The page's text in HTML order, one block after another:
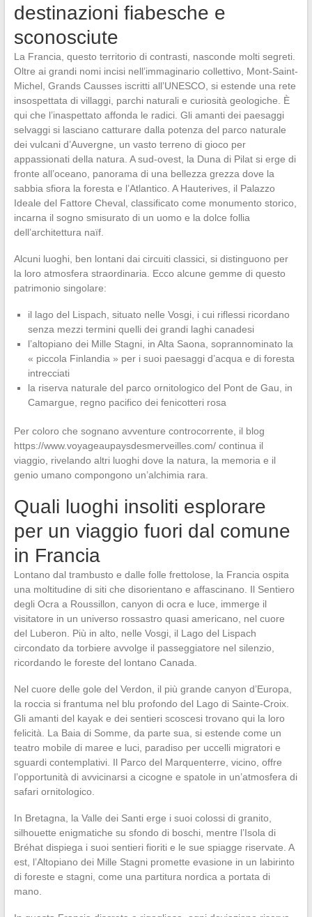
destinazioni fiabesche e
sconosciute
La Francia, questo territorio di contrasti, nasconde molti segreti.
Oltre ai grandi nomi incisi nell’immaginario collettivo, Mont-Saint-
Michel, Grands Causses iscritti all’UNESCO, si estende una rete
insospettata di villaggi, parchi naturali e curiosità geologiche. È
qui che l’inaspettato affonda le radici. Gli amanti dei paesaggi
selvaggi si lasciano catturare dalla potenza del parco naturale
dei vulcani d’Auvergne, un vasto terreno di gioco per
appassionati della natura. A sud-ovest, la Duna di Pilat si erge di
fronte all’oceano, panorama di una bellezza grezza dove la
sabbia sfiora la foresta e l’Atlantico. A Hauterives, il Palazzo
Ideale del Fattore Cheval, classificato come monumento storico,
incarna il sogno smisurato di un uomo e la dolce follia
dell’architettura naïf.
Alcuni luoghi, ben lontani dai circuiti classici, si distinguono per
la loro atmosfera straordinaria. Ecco alcune gemme di questo
patrimonio singolare:
il lago del Lispach, situato nelle Vosgi, i cui riflessi ricordano
senza mezzi termini quelli dei grandi laghi canadesi
l’altopiano dei Mille Stagni, in Alta Saona, soprannominato la
« piccola Finlandia » per i suoi paesaggi d’acqua e di foresta
intrecciati
la riserva naturale del parco ornitologico del Pont de Gau, in
Camargue, regno pacifico dei fenicotteri rosa
Per coloro che sognano avventure controcorrente, il blog
https://www.voyageaupaysdesmerveilles.com/ continua il
viaggio, rivelando altri luoghi dove la natura, la memoria e il
genio umano compongono un’alchimia rara.
Quali luoghi insoliti esplorare
per un viaggio fuori dal comune
in Francia
Lontano dal trambusto e dalle folle frettolose, la Francia ospita
una moltitudine di siti che disorientano e affascinano. Il Sentiero
degli Ocra a Roussillon, canyon di ocra e luce, immerge il
visitatore in un universo rossastro quasi americano, nel cuore
del Luberon. Più in alto, nelle Vosgi, il Lago del Lispach
circondato da torbiere avvolge il passeggiatore nel silenzio,
ricordando le foreste del lontano Canada.
Nel cuore delle gole del Verdon, il più grande canyon d’Europa,
la roccia si frantuma nel blu profondo del Lago di Sainte-Croix.
Gli amanti del kayak e dei sentieri scoscesi trovano qui la loro
felicità. La Baia di Somme, da parte sua, si estende come un
teatro mobile di maree e luci, paradiso per uccelli migratori e
sguardi contemplativi. Il Parco del Marquenterre, vicino, offre
l’opportunità di avvicinarsi a cicogne e spatole in un’atmosfera di
safari ornitologico.
In Bretagna, la Valle dei Santi erge i suoi colossi di granito,
silhouette enigmatiche su sfondo di boschi, mentre l’Isola di
Bréhat dispiega i suoi sentieri fioriti e le sue spiagge riservate. A
est, l’Altopiano dei Mille Stagni promette evasione in un labirinto
di foreste e stagni, come una partitura nordica a portata di
mano.